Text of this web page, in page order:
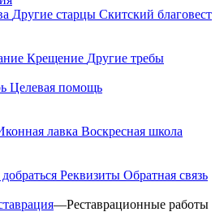
Другие старцы Скитский благовест
Крещение Другие требы
Целевая помощь
лавка Воскресная школа
Реквизиты Обратная связь
—Реставрационные работы